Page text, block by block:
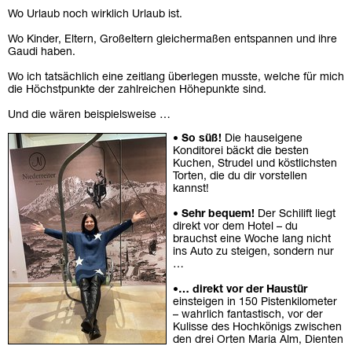
Wo Urlaub noch wirklich Urlaub ist.
Wo Kinder, Eltern, Großeltern gleichermaßen entspannen und ihre
Gaudi haben.
Wo ich tatsächlich eine zeitlang überlegen musste, welche für mich
die Höchstpunkte der zahlreichen Höhepunkte sind.
Und die wären beispielsweise …
• So süß!
Die hauseigene
Konditorei bäckt die besten
Kuchen, Strudel und köstlichsten
Torten, die du dir vorstellen
kannst!
• Sehr bequem!
Der Schilift liegt
direkt vor dem Hotel – du
brauchst eine Woche lang nicht
ins Auto zu steigen, sondern nur
…
•… direkt vor der Haustür
einsteigen in 150 Pistenkilometer
– wahrlich fantastisch, vor der
Kulisse des Hochkönigs zwischen
den drei Orten Maria Alm, Dienten